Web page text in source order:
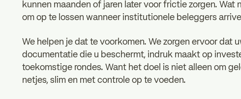
kunnen maanden of jaren later voor frictie zorgen. Wat
om op te lossen wanneer institutionele beleggers
We helpen je dat te voorkomen. We zorgen ervoor dat
documentatie die u beschermt, indruk maakt op
toekomstige rondes. Want het doel is niet alleen om
netjes, slim en met controle op te voeden.